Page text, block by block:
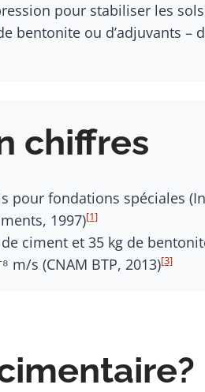
pour stabiliser les
bentonite ou d’adjuvants –
chiffres
pour fondations spéciales
1997)[1]
ciment et 35 kg de
m/s (CNAM BTP, 2013)[3]